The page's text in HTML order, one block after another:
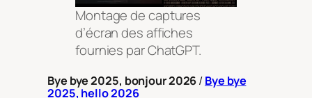
Montage de captures
d’écran des affiches
fournies par ChatGPT.
Bye bye 2025, bonjour 2026/Bye bye
2025, hello 2026